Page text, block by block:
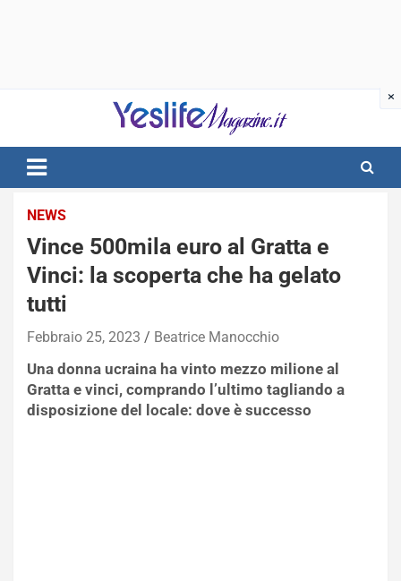
notizie di intrattenimento
NEWS
Vince 500mila euro al Gratta e
Vinci: la scoperta che ha gelato
tutti
Febbraio 25, 2023 Beatrice Manocchio
Una donna ucraina ha vinto mezzo milione al
Gratta e vinci, comprando l’ultimo tagliando a
disposizione del locale: dove è successo